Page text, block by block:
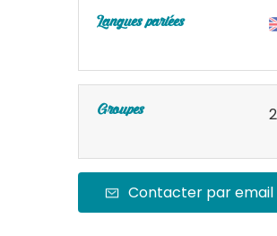
Langues parlées
Groupes
Contacter par email